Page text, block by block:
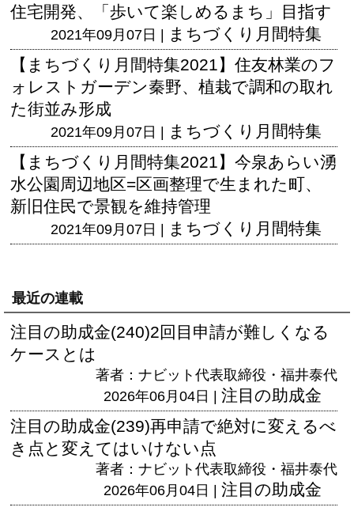
住宅開発、「歩いて楽しめるまち」目指す
2021年09月07日 | まちづくり月間特集
【まちづくり月間特集2021】住友林業のフ
ォレストガーデン秦野、植栽で調和の取れ
た街並み形成
2021年09月07日 | まちづくり月間特集
【まちづくり月間特集2021】今泉あらい湧
水公園周辺地区=区画整理で生まれた町、
新旧住民で景観を維持管理
2021年09月07日 | まちづくり月間特集
最近の連載
注目の助成金(240)2回目申請が難しくなる
ケースとは
著者：ナビット代表取締役・福井泰代
2026年06月04日 | 注目の助成金
注目の助成金(239)再申請で絶対に変えるべ
き点と変えてはいけない点
著者：ナビット代表取締役・福井泰代
2026年06月04日 | 注目の助成金